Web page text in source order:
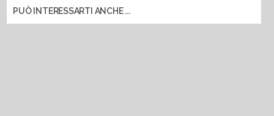
PUÒ INTERESSARTI ANCHE ...